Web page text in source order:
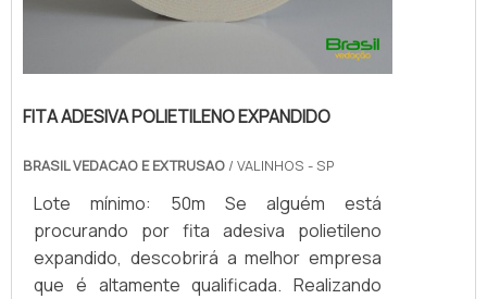
FITA ADESIVA POLIETILENO EXPANDIDO
BRASIL VEDACAO E EXTRUSAO / VALINHOS - SP
Lote mínimo: 50m Se alguém está
procurando por fita adesiva polietileno
expandido, descobrirá a melhor empresa
que é altamente qualificada. Realizando